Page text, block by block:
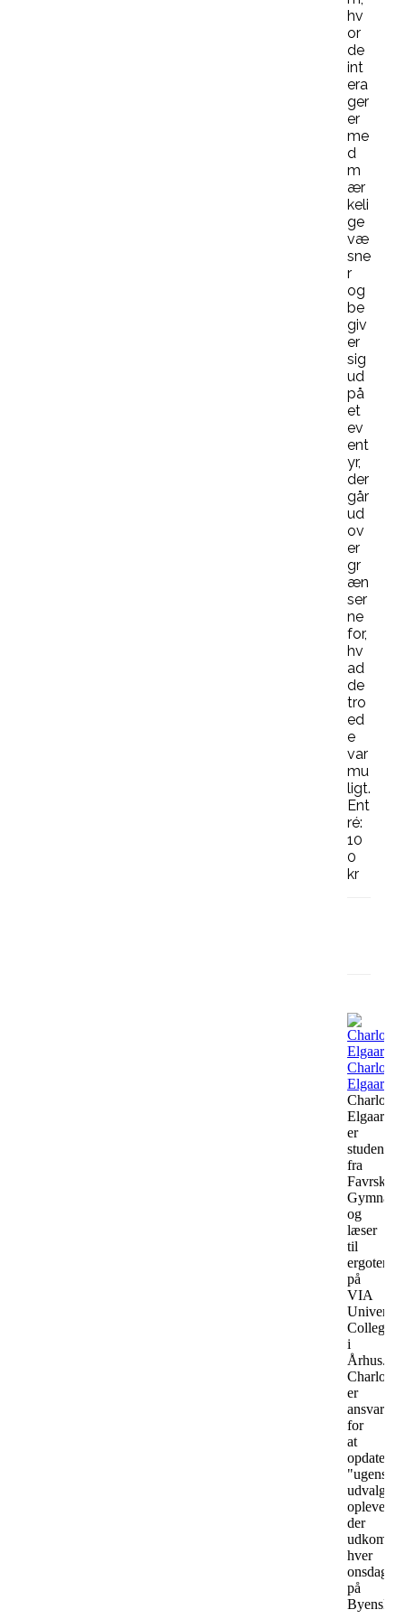
hv
or
de
int
era
ger
er
me
d
m
ær
keli
ge
væ
sne
r
og
be
giv
er
sig
ud
på
et
ev
ent
yr,
der
går
ud
ov
er
gr
æn
ser
ne
for,
hv
ad
de
tro
ed
e
var
mu
ligt.
Ent
ré:
10
0
kr
Charlotte
Elgaard
Charlotte
Elgaard
er
student
fra
Favrskov
og
læser
til
på
VIA
College
i
Århus.
Charlotte
er
ansvarlig
for
at
opdatere
"ugens
udvalgte
der
hver
onsdag
på